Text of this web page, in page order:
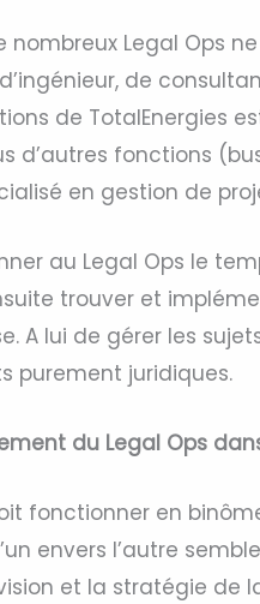
nombreux Legal Ops
de
de TotalEnergies
d’autres fonctions
en gestion de
au Legal Ops le
trouver et
A lui de gérer les
purement juridiques.
du Legal Ops
fonctionner en
envers l’autre
et la stratégie de